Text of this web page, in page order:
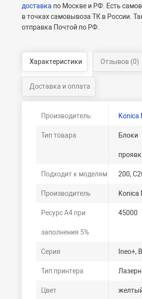
доставка по Москве и РФ. Есть
в точках самовывоза ТК в России.
отправка Почтой по РФ.
Характеристики Отзывов (0)
Доставка и оплата
Производитель: Konica
Тип товара Блоки
Подходит к моделям 200,
Производитель Konica
Ресурс А4 при
заполнения 5%
45000
Серия Ineo+,
Тип принтера
Цвет